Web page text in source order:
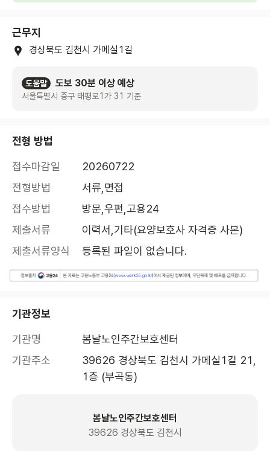
근무지
경상북도 김천시 가메실1길
도움말 도보 30분 이상 예상
서울특별시 중구 태평로1가 31 기준
전형 방법
접수마감일
20260722
전형방법
서류,면접
접수방법
방문,우편,고용24
제출서류
이력서,기타(요양보호사 자격증 사본)
제출서류양식
등록된 파일이 없습니다.
기관정보
기관명
봄날노인주간보호센터
기관주소
39626 경상북도 김천시 가메실1길 21,
1층 (부곡동)
봄날노인주간보호센터
39626 경상북도 김천시